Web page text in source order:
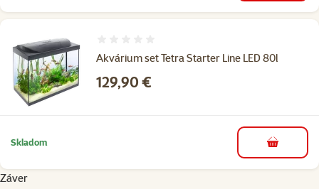
Akvárium set Tetra Starter Line LED 80l
Cena
129,90 €
Skladom do košíka
Záver